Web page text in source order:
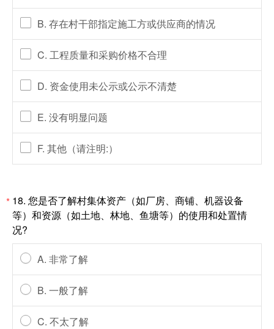
B. 存在村干部指定施工方或供应商的情况
C. 工程质量和采购价格不合理
D. 资金使用未公示或公示不清楚
E. 没有明显问题
F. 其他（请注明:）
* 18. 您是否了解村集体资产（如厂房、商铺、机器设备
等）和资源（如土地、林地、鱼塘等）的使用和处置情
况?
A. 非常了解
B. 一般了解
C. 不太了解